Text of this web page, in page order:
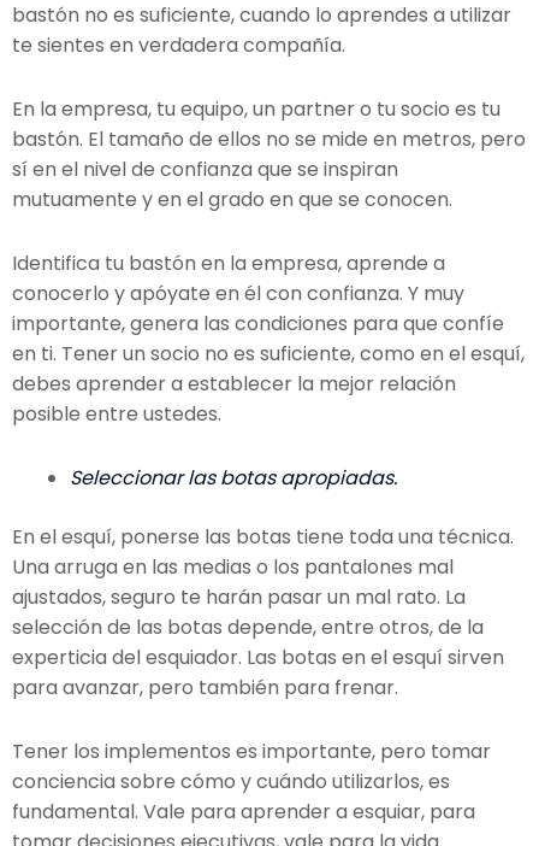
bastón no es suficiente, cuando lo aprendes a utilizar
te sientes en verdadera compañía.
En la empresa, tu equipo, un partner o tu socio es tu
bastón. El tamaño de ellos no se mide en metros, pero
sí en el nivel de confianza que se inspiran
mutuamente y en el grado en que se conocen.
Identifica tu bastón en la empresa, aprende a
conocerlo y apóyate en él con confianza. Y muy
importante, genera las condiciones para que confíe
en ti. Tener un socio no es suficiente, como en el esquí,
debes aprender a establecer la mejor relación
posible entre ustedes.
Seleccionar las botas apropiadas.
En el esquí, ponerse las botas tiene toda una técnica.
Una arruga en las medias o los pantalones mal
ajustados, seguro te harán pasar un mal rato. La
selección de las botas depende, entre otros, de la
experticia del esquiador. Las botas en el esquí sirven
para avanzar, pero también para frenar.
Tener los implementos es importante, pero tomar
conciencia sobre cómo y cuándo utilizarlos, es
fundamental. Vale para aprender a esquiar, para